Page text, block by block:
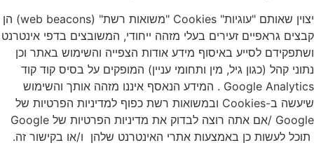
יצוין שאותם "עוגיות" Cookies "משואות רשת" (web beacons) הן
גראפיים זעירים בעלי מזהה ייחודי, המשובצים בדפי אינטרנט
לסייע באיסוף מידע אודות הצפייה והשימוש באתר וכן
קהל (כגון גיל, מין ותחומי עניין) המופקים על בסיס קוד קוד
Google Analytics . המידע הנאסף איננו מזהה אותך והשימוש
שיעשה ב-Cookies ובמשואות רשת כפוף למדיניות הפרטיות של
Google /אם אתה רוצה לבדוק את מדיניות הפרטיות של Google
לעשות כן באמצעות אתרי האינטרנט שלהן ו/או בקישור זה.